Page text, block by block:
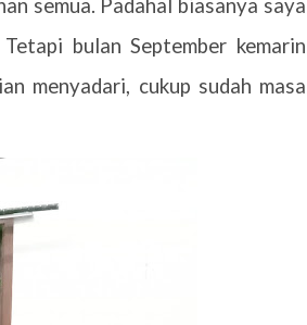
semua. Padahal biasanya saya
bulan September kemarin
menyadari, cukup sudah masa